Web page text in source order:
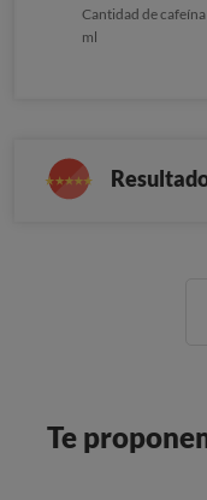
Cantidad de
ml
Te